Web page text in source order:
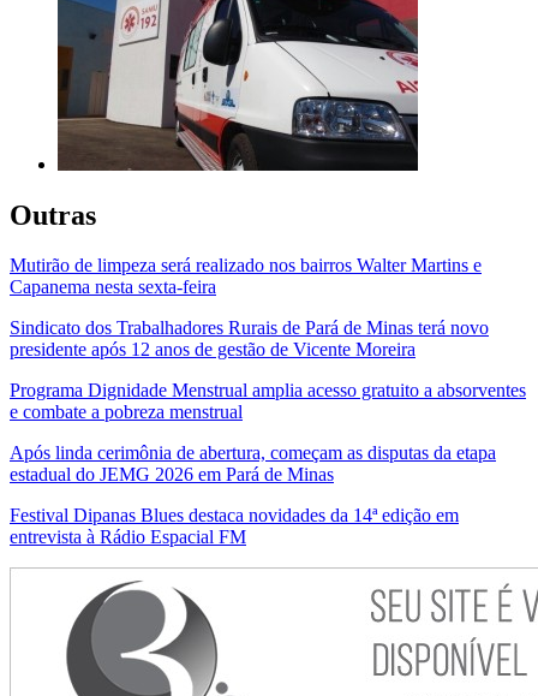
Outras
Mutirão de limpeza será realizado nos bairros Walter Martins e
Capanema nesta sexta-feira
Sindicato dos Trabalhadores Rurais de Pará de Minas terá novo
presidente após 12 anos de gestão de Vicente Moreira
Programa Dignidade Menstrual amplia acesso gratuito a absorventes
e combate a pobreza menstrual
Após linda cerimônia de abertura, começam as disputas da etapa
estadual do JEMG 2026 em Pará de Minas
Festival Dipanas Blues destaca novidades da 14ª edição em
entrevista à Rádio Espacial FM